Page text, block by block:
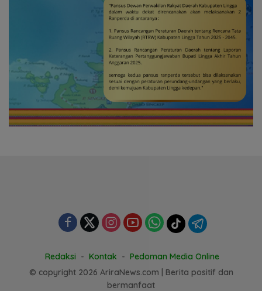
Redaksi Kontak
Pedoman Media Online
© copyright 2026 AriraNews.com | Berita positif dan
bermanfaat